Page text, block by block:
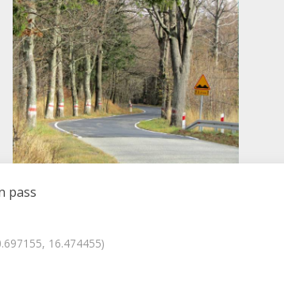
pass
16.474455)